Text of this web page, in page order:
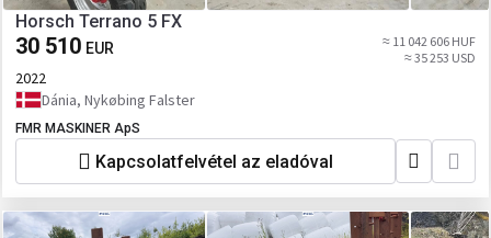
Horsch Terrano 5 FX
30 510 EUR
≈ 11 042 606 HUF
≈ 35 253 USD
2022
Dánia, Nykøbing Falster
FMR MASKINER ApS
Kapcsolatfelvétel az eladóval